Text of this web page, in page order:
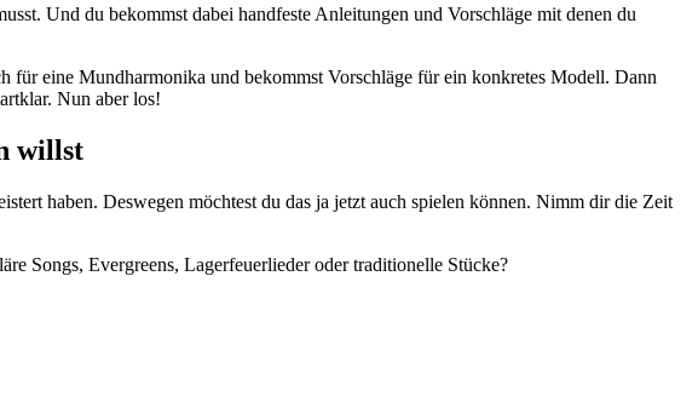
Und du bekommst dabei handfeste Anleitungen und Vorschläge mit denen du
für eine Mundharmonika und bekommst Vorschläge für ein konkretes Modell. Dann
Nun aber los!
willst
haben. Deswegen möchtest du das ja jetzt auch spielen können. Nimm dir die Zeit
Songs, Evergreens, Lagerfeuerlieder oder traditionelle Stücke?